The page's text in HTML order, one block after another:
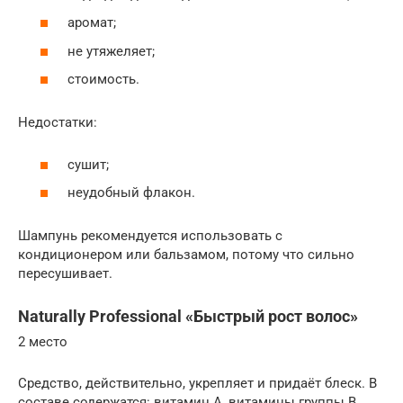
аромат;
не утяжеляет;
стоимость.
Недостатки:
сушит;
неудобный флакон.
Шампунь рекомендуется использовать с
кондиционером или бальзамом, потому что сильно
пересушивает.
Naturally Professional «Быстрый рост волос»
2 место
Средство, действительно, укрепляет и придаёт блеск. В